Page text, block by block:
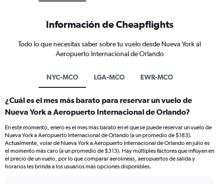
Información de Cheapflights
Todo lo que necesitas saber sobre tu vuelo desde Nueva York al
Aeropuerto Internacional de Orlando
NYC-MCO LGA-MCO EWR-MCO
¿Cuál es el mes más barato para reservar un vuelo de
Nueva York a Aeropuerto Internacional de Orlando?
En este momento, enero es el mes más barato en el que se puede reservar un vuelo de
Nueva York a Aeropuerto Internacional de Orlando (a un promedio de $183).
Actualmente, volar de Nueva York a Aeropuerto Internacional de Orlando en julio es
el momento más caro (a un promedio de $313). Hay múltiples factores que influyen en
el precio de un vuelo, por lo que comparar aerolíneas, aeropuertos de salida y
horarios les brinda a los usuarios más opciones disponibles.